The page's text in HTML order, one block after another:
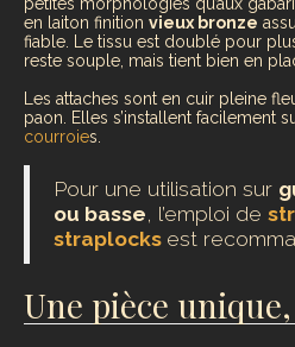
en laiton finition vieux bronze
fiable. Le tissu est doublé pour
reste souple, mais tient bien en
Les attaches sont en cuir pleine
paon. Elles s’installent facilement
courroies.
Pour une utilisation sur
ou basse, l’emploi de
straplocks est
Une pièce